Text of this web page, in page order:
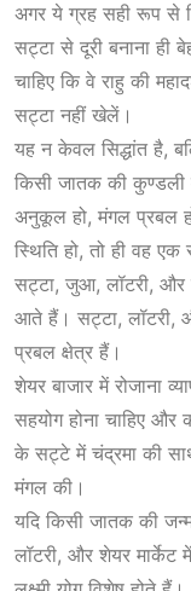
अगर ये ग्रह सही रूप से
सट्टा से दूरी बनाना ही
चाहिए कि वे राहु की
सट्टा नहीं खेलें।
यह न केवल सिद्धांत है,
किसी जातक की कुण्डली
अनुकूल हो, मंगल प्रबल
स्थिति हो, तो ही वह
सट्टा, जुआ, लॉटरी, और
आते हैं। सट्टा, लॉटरी,
प्रबल क्षेत्र हैं।
शेयर बाजार में रोजाना
सहयोग होना चाहिए और
के सट्टे में चंद्रमा की
मंगल की।
यदि किसी जातक की
लॉटरी, और शेयर मार्केट